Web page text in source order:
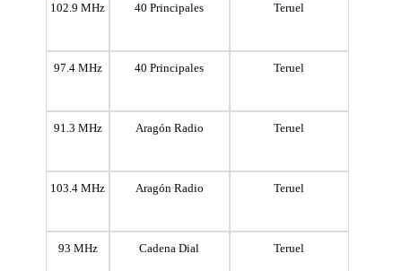
102.9 MHz 40 Principales Teruel
97.4 MHz 40 Principales Teruel
91.3 MHz Aragón Radio Teruel
103.4 MHz Aragón Radio Teruel
93 MHz Cadena Dial Teruel